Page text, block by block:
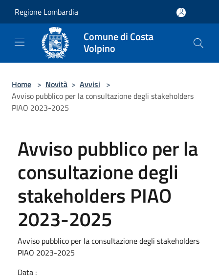
Regione Lombardia
Comune di Costa
Volpino
Home > Novità > Avvisi >
Avviso pubblico per la consultazione degli stakeholders
PIAO 2023-2025
Avviso pubblico per la
consultazione degli
stakeholders PIAO
2023-2025
Avviso pubblico per la consultazione degli stakeholders
PIAO 2023-2025
Data :